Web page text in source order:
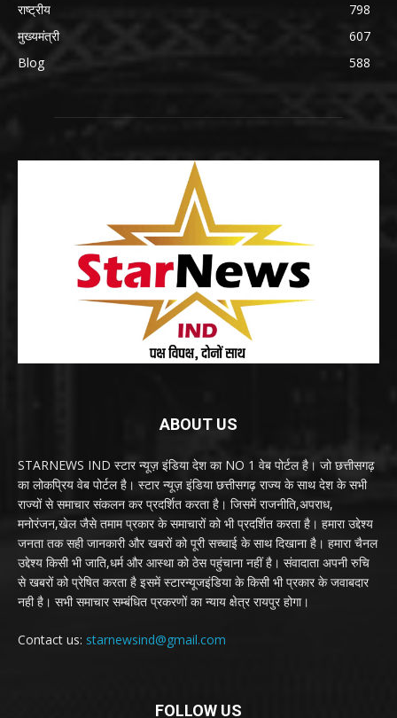
राष्ट्रीय
798
मुख्यमंत्री
607
Blog
588
ABOUT US
STARNEWS IND स्टार न्यूज़ इंडिया देश का NO 1 वेब पोर्टल है। जो छत्तीसगढ़
का लोकप्रिय वेब पोर्टल है। स्टार न्यूज़ इंडिया छत्तीसगढ़ राज्य के साथ देश के सभी
राज्यों से समाचार संकलन कर प्रदर्शित करता है। जिसमें राजनीति,अपराध,
मनोरंजन,खेल जैसे तमाम प्रकार के समाचारों को भी प्रदर्शित करता है। हमारा उद्देश्य
जनता तक सही जानकारी और खबरों को पूरी सच्चाई के साथ दिखाना है। हमारा चैनल
उद्देश्य किसी भी जाति,धर्म और आस्था को ठेस पहुंचाना नहीं है। संवादाता अपनी रुचि
से खबरों को प्रेषित करता है इसमें स्टारन्यूजइंडिया के किसी भी प्रकार के जवाबदार
नही है। सभी समाचार सम्बंधित प्रकरणों का न्याय क्षेत्र रायपुर होगा।
Contact us: starnewsind@gmail.com
FOLLOW US